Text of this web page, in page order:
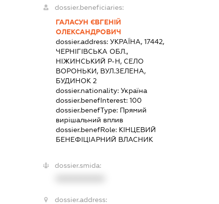
dossier.beneficiaries:
ГАЛАСУН ЄВГЕНІЙ
ОЛЕКСАНДРОВИЧ
dossier.address:УКРАЇНА, 17442,
ЧЕРНІГІВСЬКА ОБЛ.,
НІЖИНСЬКИЙ Р-Н, СЕЛО
ВОРОНЬКИ, ВУЛ.ЗЕЛЕНА,
БУДИНОК 2
dossier.nationality:Україна
dossier.benefInterest:100
dossier.benefType: Прямий
вирішальний вплив
dossier.benefRole: КІНЦЕВИЙ
БЕНЕФІЦІАРНИЙ ВЛАСНИК
dossier.smida:
dossier.address: